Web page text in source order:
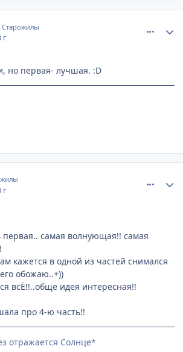
Старожилы
г
но первая- лучшая. :D
г
первая.. самая волнующая!! самая
кажется в одной из частей снимался
обожаю..+))
всЁ!!..обще идея интересная!!
про 4-ю часть!!
отражается Солнце*